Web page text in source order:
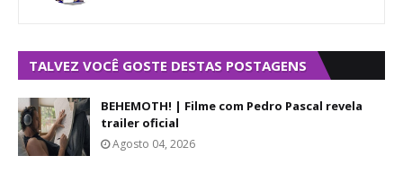
TALVEZ VOCÊ GOSTE DESTAS POSTAGENS
BEHEMOTH! | Filme com Pedro Pascal revela
trailer oficial
Agosto 04, 2026